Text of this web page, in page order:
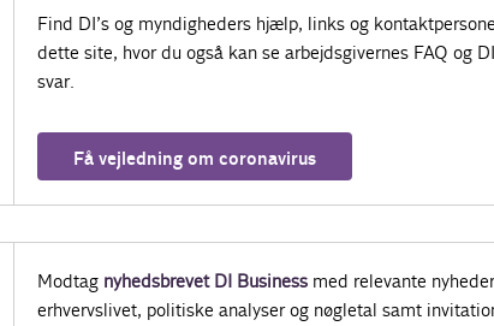
Find DI’s og myndigheders hjælp, links og
dette site, hvor du også kan se arbejdsgivernes FAQ og
svar.
Få vejledning om coronavirus
Modtag nyhedsbrevet DI Businessmed relevante
erhvervslivet, politiske analyser og nøgletal samt